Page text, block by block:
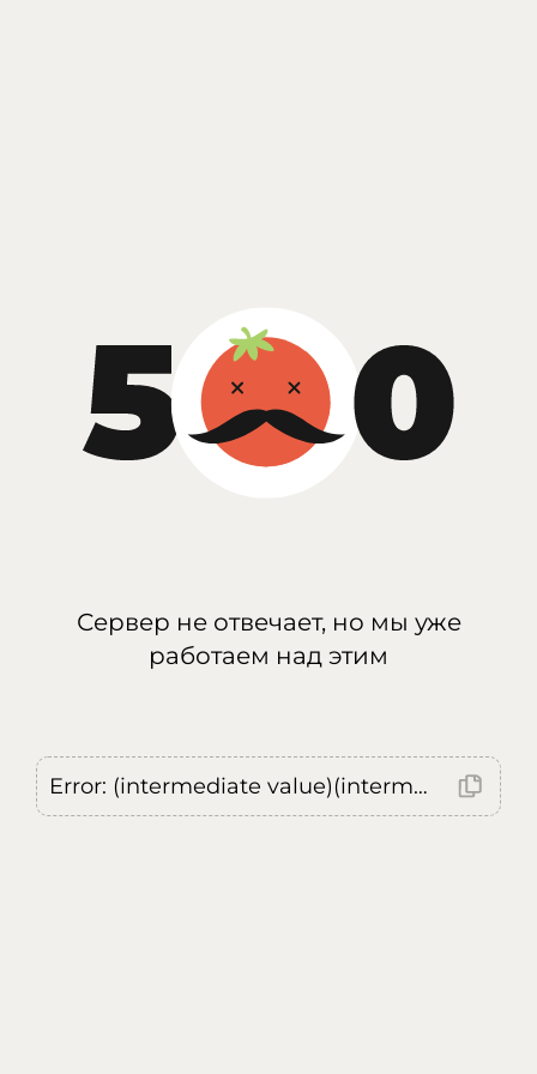
Сервер не отвечает, но мы уже
работаем над этим
Error: (intermediate value)(intermediate value)(intermediate value).replaceAll is not a function